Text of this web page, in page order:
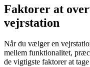
Faktorer at
vejrstation
Når du vælger en
mellem funktionalitet,
de vigtigste faktorer at